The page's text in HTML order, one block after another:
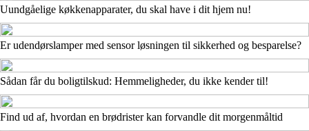
Uundgåelige køkkenapparater, du skal have i dit hjem nu!
Er udendørslamper med sensor løsningen til sikkerhed og besparelse?
Sådan får du boligtilskud: Hemmeligheder, du ikke kender til!
Find ud af, hvordan en brødrister kan forvandle dit morgenmåltid